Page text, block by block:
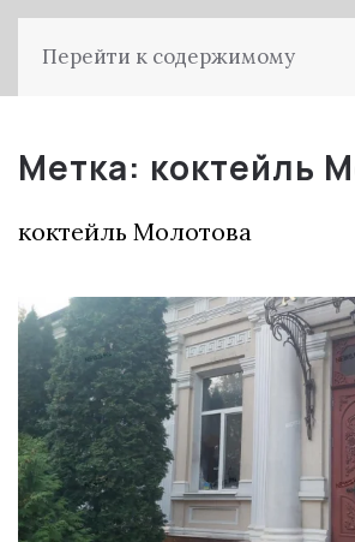
Перейти к содержимому
Метка: коктейль
коктейль Молотова